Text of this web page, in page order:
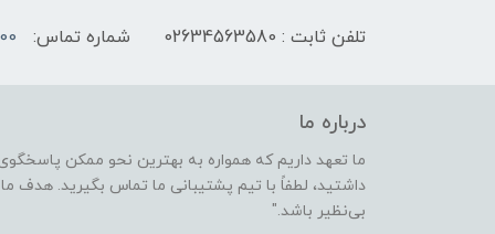
تلفن ثابت : 02634563580 شماره تماس:
درباره ما
ما تعهد داریم که همواره به بهترین نحو ممکن
داشتید، لطفاً با تیم پشتیبانی ما تماس بگیرید. هدف
بی‌نظیر باشد."